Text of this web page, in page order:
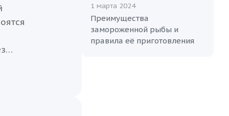
и
1 марта 2024
Преимущества
замороженной рыбы и
правила её приготовления